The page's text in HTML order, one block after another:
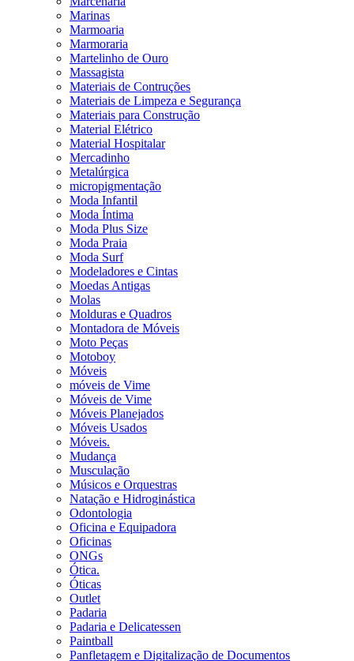
Marinas
Marmoaria
Marmoraria
Martelinho de Ouro
Massagista
Materiais de Contruções
Materiais de Limpeza e Segurança
Materiais para Construção
Material Elétrico
Material Hospitalar
Mercadinho
Metalúrgica
micropigmentação
Moda Infantil
Moda Íntima
Moda Plus Size
Moda Praia
Moda Surf
Modeladores e Cintas
Moedas Antigas
Molas
Molduras e Quadros
Montadora de Móveis
Moto Peças
Motoboy
Móveis
móveis de Vime
Móveis de Vime
Móveis Planejados
Móveis Usados
Móveis.
Mudança
Musculação
Músicos e Orquestras
Natação e Hidroginástica
Odontologia
Oficina e Equipadora
Oficinas
ONGs
Ótica.
Óticas
Outlet
Padaria
Padaria e Delicatessen
Paintball
Panfletagem e Digitalização de Documentos